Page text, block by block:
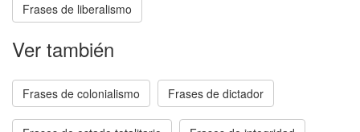
Frases de liberalismo
Ver también
Frases de colonialismo Frases de dictador